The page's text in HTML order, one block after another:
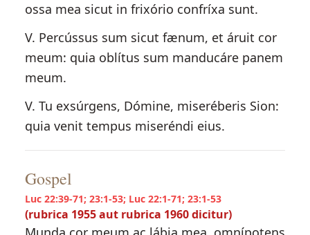
ossa mea sicut in frixório confríxa sunt.
V. Percússus sum sicut fænum, et áruit cor
meum: quia oblítus sum manducáre panem
meum.
V. Tu exsúrgens, Dómine, miseréberis Sion:
quia venit tempus miseréndi eius.
Gospel
Luc 22:39-71; 23:1-53; Luc 22:1-71; 23:1-53
(rubrica 1955 aut rubrica 1960 dicitur)